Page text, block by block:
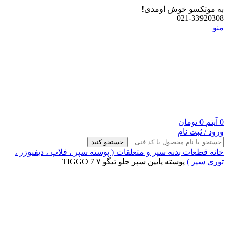
به موتکسو خوش اومدی!
021-33920308
منو
0 آیتم 0 تومان
ورود / ثبت نام
جستجو کنید
خانه قطعات بدنه سپر و متعلقات ( پوسته سپر ، فلاپ ، دیفیوزر ،
توری سپر ) پوسته پایین سپر جلو تیگو ۷ TIGGO 7